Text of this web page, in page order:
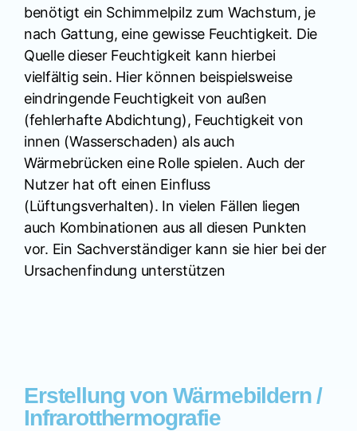
benötigt ein Schimmelpilz zum Wachstum, je
nach Gattung, eine gewisse Feuchtigkeit. Die
Quelle dieser Feuchtigkeit kann hierbei
vielfältig sein. Hier können beispielsweise
eindringende Feuchtigkeit von außen
(fehlerhafte Abdichtung), Feuchtigkeit von
innen (Wasserschaden) als auch
Wärmebrücken eine Rolle spielen. Auch der
Nutzer hat oft einen Einfluss
(Lüftungsverhalten). In vielen Fällen liegen
auch Kombinationen aus all diesen Punkten
vor. Ein Sachverständiger kann sie hier bei der
Ursachenfindung unterstützen
Erstellung von Wärmebildern /
Infrarotthermografie